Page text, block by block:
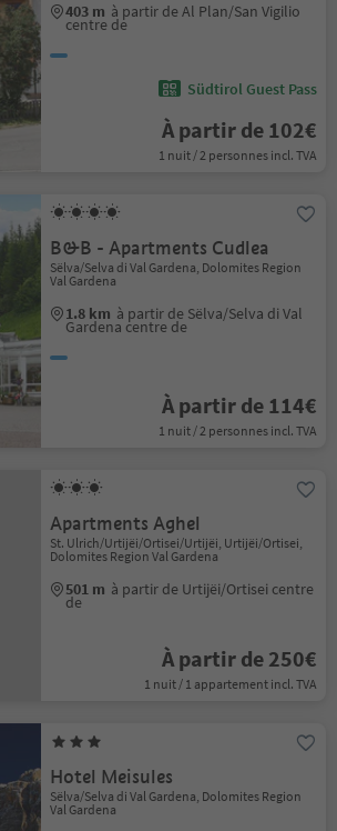
403 m à partir de Al Plan/San Vigilio
centre de
Südtirol Guest Pass
À partir de 102€
1 nuit / 2 personnes incl. TVA
B&B - Apartments Cudlea
Sëlva/Selva di Val Gardena, Dolomites Region
Val Gardena
1.8 km à partir de Sëlva/Selva di Val
Gardena centre de
À partir de 114€
1 nuit / 2 personnes incl. TVA
Apartments Aghel
St. Ulrich/Urtijëi/Ortisei/Urtijëi, Urtijëi/Ortisei,
Dolomites Region Val Gardena
501 m à partir de Urtijëi/Ortisei centre
de
À partir de 250€
1 nuit / 1 appartement incl. TVA
Hotel Meisules
Sëlva/Selva di Val Gardena, Dolomites Region
Val Gardena